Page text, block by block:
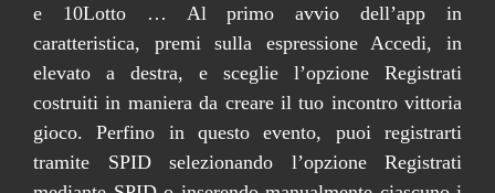
e 10Lotto … Al primo avvio dell’app in
caratteristica, premi sulla espressione Accedi, in
elevato a destra, e sceglie l’opzione Registrati
costruiti in maniera da creare il tuo incontro vittoria
gioco. Perfino in questo evento, puoi registrarti
tramite SPID selezionando l’opzione Registrati